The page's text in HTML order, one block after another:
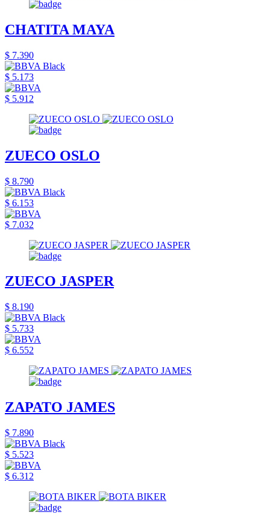
CHATITA MAYA
$ 7.390
$ 5.173
$ 5.912
ZUECO OSLO
$ 8.790
$ 6.153
$ 7.032
ZUECO JASPER
$ 8.190
$ 5.733
$ 6.552
ZAPATO JAMES
$ 7.890
$ 5.523
$ 6.312